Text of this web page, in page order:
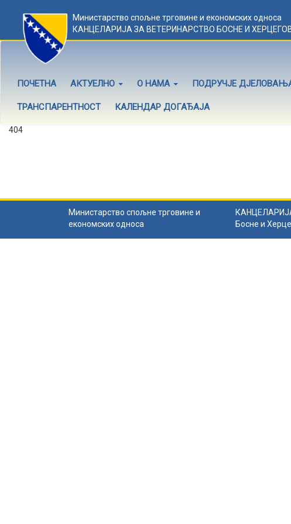
Министарство спољне трговине и економских односа
КАНЦЕЛАРИЈА ЗА ВЕТЕРИНАРСТВО БОСНЕ И
ПОЧЕТНА АКТУЕЛНО О НАМА ПОДРУЧЈЕ
ТРАНСПАРЕНТНОСТ КАЛЕНДАР ДОГАЂАЈА
404
Министарство спољне трговине и
економских односа
Босне и